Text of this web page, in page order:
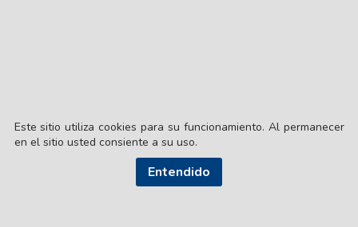
Director Editorial: Lic. Gustavo Eduardo Ick
Este sitio utiliza cookies para su funcionamiento. Al permanecer
en el sitio usted consiente a su uso.
Entendido